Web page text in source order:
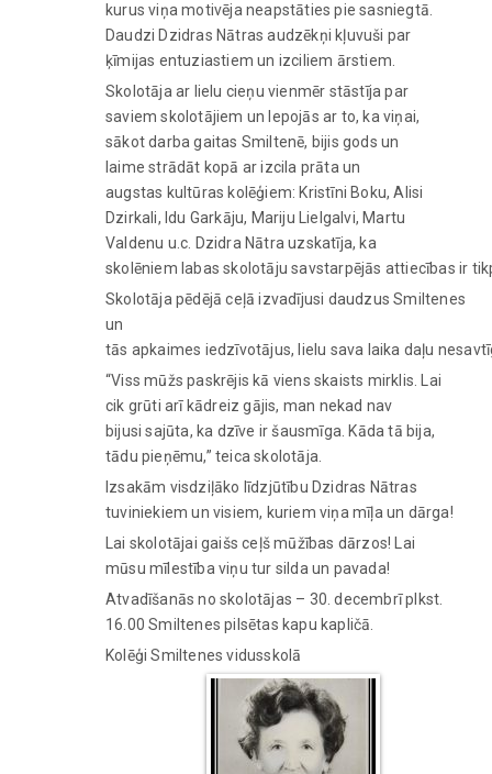
kurus viņa motivēja neapstāties pie sasniegtā.
Daudzi Dzidras Nātras audzēkņi kļuvuši par
ķīmijas entuziastiem un izciliem ārstiem.
Skolotāja ar lielu cieņu vienmēr stāstīja par
saviem skolotājiem un lepojās ar to, ka viņai,
sākot darba gaitas Smiltenē, bijis gods un
laime strādāt kopā ar izcila prāta un
augstas kultūras kolēģiem: Kristīni Boku, Alisi
Dzirkali, Idu Garkāju, Mariju Lielgalvi, Martu
Valdenu u.c. Dzidra Nātra uzskatīja, ka
skolēniem labas skolotāju savstarpējās attiecības ir
Skolotāja pēdējā ceļā izvadījusi daudzus Smiltenes
un
tās apkaimes iedzīvotājus, lielu sava laika daļu
“Viss mūžs paskrējis kā viens skaists mirklis. Lai
cik grūti arī kādreiz gājis, man nekad nav
bijusi sajūta, ka dzīve ir šausmīga. Kāda tā bija,
tādu pieņēmu,” teica skolotāja.
Izsakām visdziļāko līdzjūtību Dzidras Nātras
tuviniekiem un visiem, kuriem viņa mīļa un dārga!
Lai skolotājai gaišs ceļš mūžības dārzos! Lai
mūsu mīlestība viņu tur silda un pavada!
Atvadīšanās no skolotājas – 30. decembrī plkst.
16.00 Smiltenes pilsētas kapu kapličā.
Kolēģi Smiltenes vidusskolā